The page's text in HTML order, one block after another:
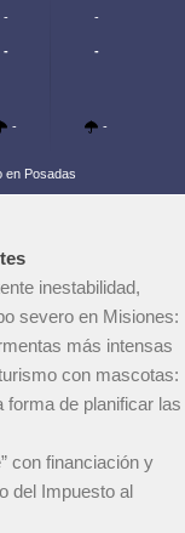
-
-
-
-
-
-
en Posadas
inestabilidad,
severo en Misiones:
más intensas
con mascotas:
forma de planificar las
con financiación y
del Impuesto al